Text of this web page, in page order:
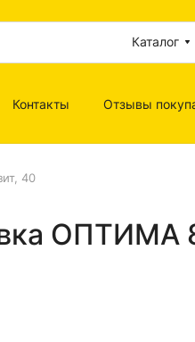
Каталог
Контакты Отзывы
40
ОПТИМА